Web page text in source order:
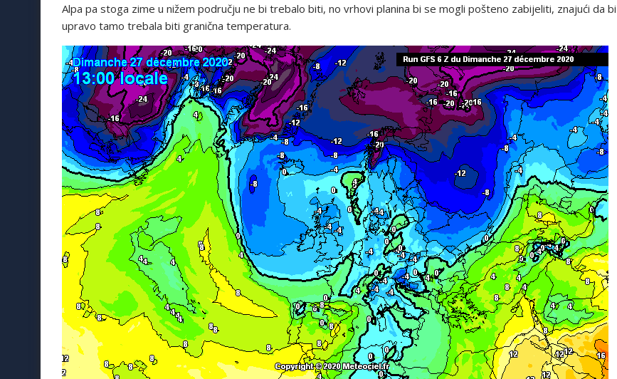
Alpa pa stoga zime u nižem području ne bi trebalo biti, no vrhovi planina bi se mogli pošteno zabijeliti, znajući da bi
upravo tamo trebala biti granična temperatura.